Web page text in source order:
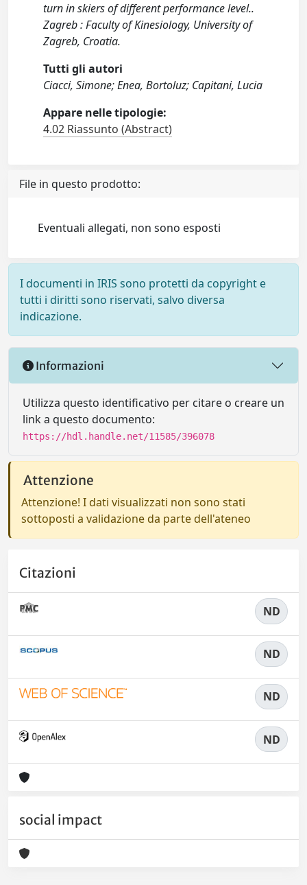
turn in skiers of different performance level..
Zagreb : Faculty of Kinesiology, University of
Zagreb, Croatia.
Tutti gli autori
Ciacci, Simone; Enea, Bortoluz; Capitani, Lucia
Appare nelle tipologie:
4.02 Riassunto (Abstract)
File in questo prodotto:
Eventuali allegati, non sono esposti
I documenti in IRIS sono protetti da copyright e
tutti i diritti sono riservati, salvo diversa
indicazione.
Informazioni
Utilizza questo identificativo per citare o creare un
link a questo documento:
https://hdl.handle.net/11585/396078
Attenzione
Attenzione! I dati visualizzati non sono stati
sottoposti a validazione da parte dell'ateneo
Citazioni
ND
ND
ND
ND
social impact